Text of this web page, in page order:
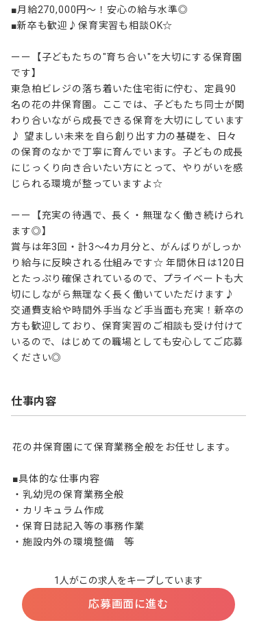
■月給270,000円〜！安心の給与水準◎
■新卒も歓迎♪保育実習も相談OK☆
ーー【子どもたちの"育ち合い"を大切にする保育園
です】
東急柏ビレジの落ち着いた住宅街に佇む、定員90
名の花の井保育園。ここでは、子どもたち同士が関
わり合いながら成長できる保育を大切にしています
♪ 望ましい未来を自ら創り出す力の基礎を、日々
の保育のなかで丁寧に育んでいます。子どもの成長
にじっくり向き合いたい方にとって、やりがいを感
じられる環境が整っていますよ☆
ーー【充実の待遇で、長く・無理なく働き続けられ
ます◎】
賞与は年3回・計3〜4カ月分と、がんばりがしっか
り給与に反映される仕組みです☆ 年間休日は120日
とたっぷり確保されているので、プライベートも大
切にしながら無理なく長く働いていただけます♪
交通費支給や時間外手当など手当面も充実！新卒の
方も歓迎しており、保育実習のご相談も受け付けて
いるので、はじめての職場としても安心してご応募
ください◎
仕事内容
花の井保育園にて保育業務全般をお任せします。
■具体的な仕事内容
・乳幼児の保育業務全般
・カリキュラム作成
・保育日誌記入等の事務作業
・施設内外の環境整備　等
1人がこの求人をキープしています
応募画面に進む